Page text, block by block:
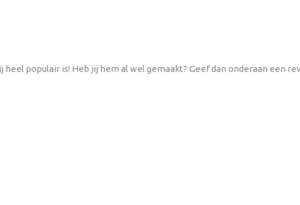
populair is! Heb jij hem al wel gemaakt? Geef dan onderaan een